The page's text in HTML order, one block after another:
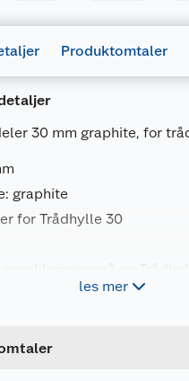
Produktomtaler
30 mm graphite, for
graphite
for Trådhylle 30
å skape ulike seksjoner
30.
les mer